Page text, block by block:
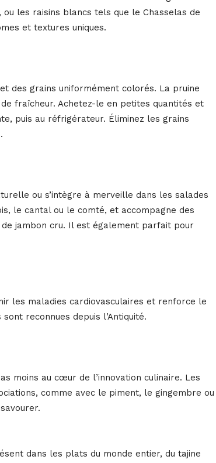
les raisins blancs tels que le Chasselas de
et textures uniques.
des grains uniformément colorés. La pruine
fraîcheur. Achetez-le en petites quantités et
puis au réfrigérateur. Éliminez les grains
ou s’intègre à merveille dans les salades
le cantal ou le comté, et accompagne des
jambon cru. Il est également parfait pour
les maladies cardiovasculaires et renforce le
reconnues depuis l’Antiquité.
moins au cœur de l’innovation culinaire. Les
comme avec le piment, le gingembre ou
dans les plats du monde entier, du tajine